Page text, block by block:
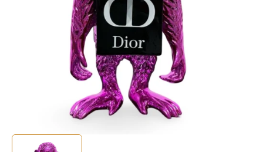
Open
media
1
gallery
view